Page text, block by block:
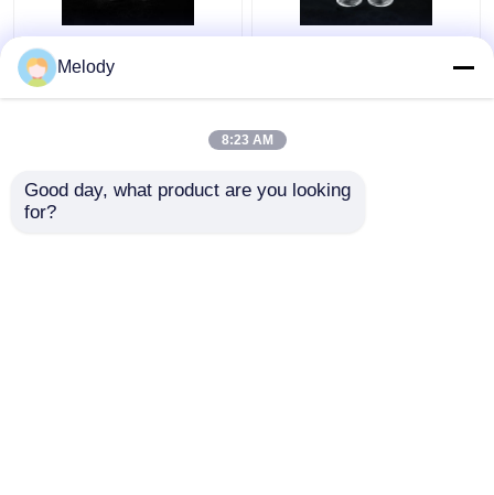
ขวดเครื่องดื่มแก้วฟรอสติ้
งส่วนบุคคล 120 มล.
Melody
8:23 AM
Good day, what product are you looking
for?